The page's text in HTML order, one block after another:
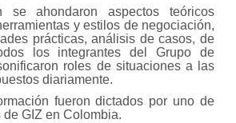
se ahondaron aspectos teóricos
y estilos de negociación,
prácticas, análisis de casos, de
los integrantes del Grupo de
roles de situaciones a las
diariamente.
fueron dictados por uno de
de GIZ en Colombia.